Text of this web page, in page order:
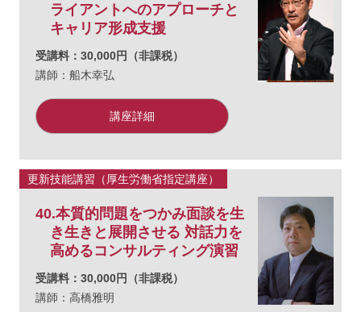
ライアントへのアプローチと
キャリア形成支援
受講料：30,000円（非課税）
講師：船木幸弘
講座詳細
更新技能講習（厚生労働省指定講座）
40.本質的問題をつかみ面談を生
き生きと展開させる 対話力を
高めるコンサルティング演習
受講料：30,000円（非課税）
講師：高橋雅明